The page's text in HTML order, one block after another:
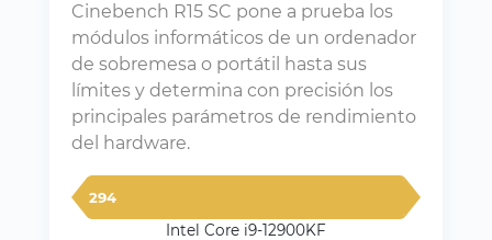
Cinebench R15 SC pone a prueba los
módulos informáticos de un ordenador
de sobremesa o portátil hasta sus
límites y determina con precisión los
principales parámetros de rendimiento
del hardware.
294
Intel Core i9-12900KF